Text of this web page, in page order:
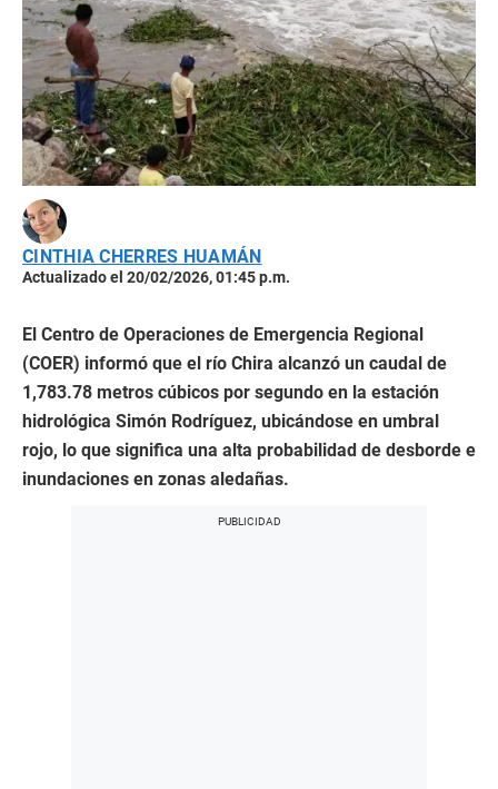
CINTHIA CHERRES HUAMÁN
Actualizado el 20/02/2026, 01:45 p.m.
El Centro de Operaciones de Emergencia Regional
(COER) informó que el río Chira alcanzó un caudal de
1,783.78 metros cúbicos por segundo en la estación
hidrológica Simón Rodríguez, ubicándose en umbral
rojo, lo que significa una alta probabilidad de desborde e
inundaciones en zonas aledañas.